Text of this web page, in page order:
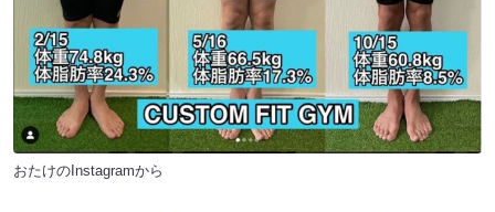
おたけのInstagramから